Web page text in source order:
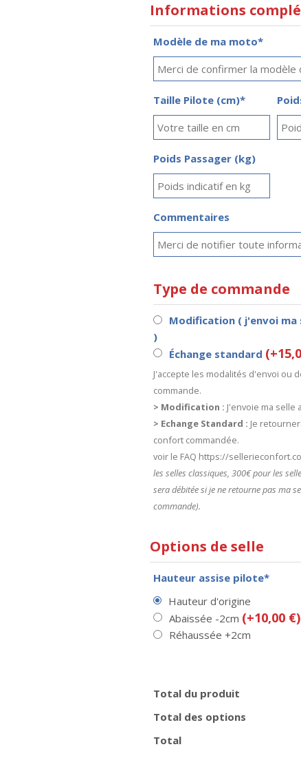
Options de selle
Hauteur assise pilote*
Hauteur d'origine
Abaissée -2cm (+10,00 €)
Réhaussée +2cm
Informations
Modèle de ma moto*
Taille Pilote (cm)*
Poids Passager (kg)
Commentaires
Type de commande
Modification ( j'envoi
)
Échange standard
J'accepte les modalités d'envoi ou
commande.
> Modification : J'envoie ma
> Echange Standard : Je
confort commandée.
voir le FAQ https://
les selles classiques, 300€ pour les
sera débitée si je ne retourne pas ma
commande).
Total du produit
Total des options
Total